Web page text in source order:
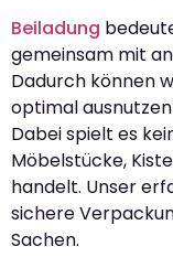
Beiladung
gemeinsam mit
Dadurch können
optimal
Dabei spielt es
Möbelstücke,
handelt. Unser
sichere
Sachen.